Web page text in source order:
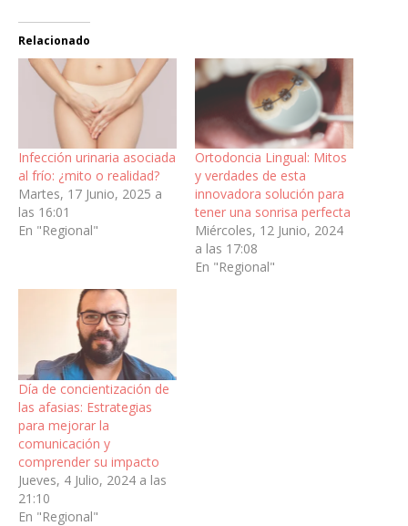
Relacionado
Infección urinaria asociada
al frío: ¿mito o realidad?
Martes, 17 Junio, 2025 a
las 16:01
En "Regional"
Ortodoncia Lingual: Mitos
y verdades de esta
innovadora solución para
tener una sonrisa perfecta
Miércoles, 12 Junio, 2024
a las 17:08
En "Regional"
Día de concientización de
las afasias: Estrategias
para mejorar la
comunicación y
comprender su impacto
Jueves, 4 Julio, 2024 a las
21:10
En "Regional"